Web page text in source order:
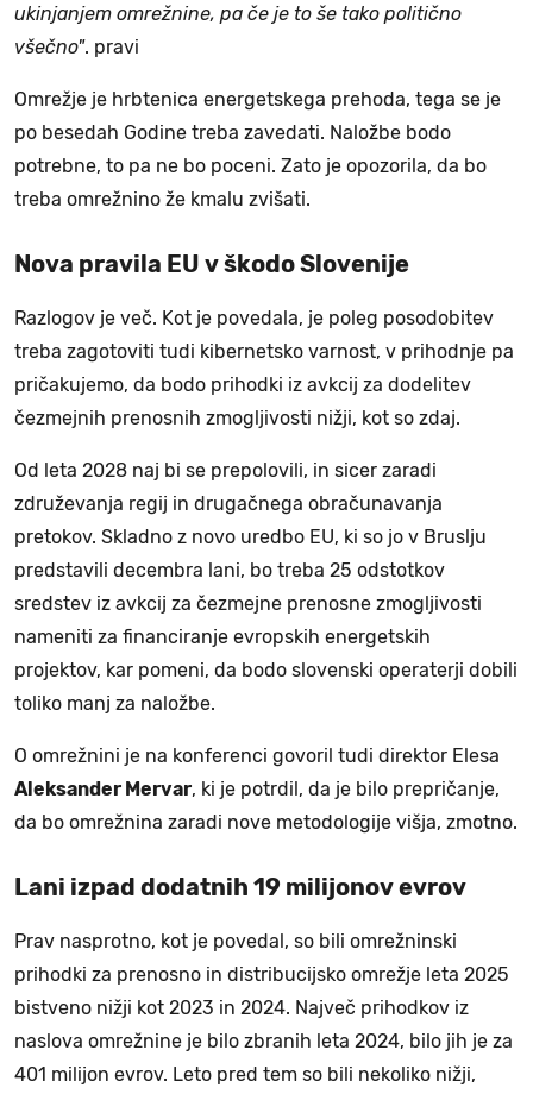
ukinjanjem omrežnine, pa če je to še tako politično
všečno". pravi
Omrežje je hrbtenica energetskega prehoda, tega se je
po besedah Godine treba zavedati. Naložbe bodo
potrebne, to pa ne bo poceni. Zato je opozorila, da bo
treba omrežnino že kmalu zvišati.
Nova pravila EU v škodo Slovenije
Razlogov je več. Kot je povedala, je poleg posodobitev
treba zagotoviti tudi kibernetsko varnost, v prihodnje pa
pričakujemo, da bodo prihodki iz avkcij za dodelitev
čezmejnih prenosnih zmogljivosti nižji, kot so zdaj.
Od leta 2028 naj bi se prepolovili, in sicer zaradi
združevanja regij in drugačnega obračunavanja
pretokov. Skladno z novo uredbo EU, ki so jo v Bruslju
predstavili decembra lani, bo treba 25 odstotkov
sredstev iz avkcij za čezmejne prenosne zmogljivosti
nameniti za financiranje evropskih energetskih
projektov, kar pomeni, da bodo slovenski operaterji dobili
toliko manj za naložbe.
O omrežnini je na konferenci govoril tudi direktor Elesa
Aleksander Mervar, ki je potrdil, da je bilo prepričanje,
da bo omrežnina zaradi nove metodologije višja, zmotno.
Lani izpad dodatnih 19 milijonov evrov
Prav nasprotno, kot je povedal, so bili omrežninski
prihodki za prenosno in distribucijsko omrežje leta 2025
bistveno nižji kot 2023 in 2024. Največ prihodkov iz
naslova omrežnine je bilo zbranih leta 2024, bilo jih je za
401 milijon evrov. Leto pred tem so bili nekoliko nižji,